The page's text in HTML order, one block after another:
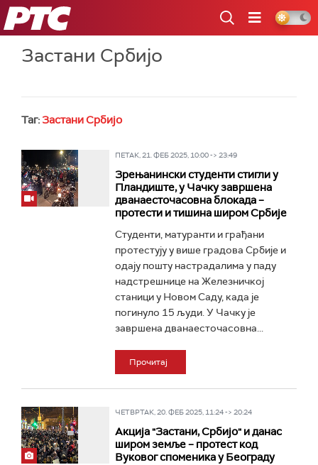
РТС
Застани Србијо
Таг: Застани Србијо
ПЕТАК, 21. ФЕБ 2025, 10:00 -> 23:49
Зрењанински студенти стигли у
Пландиште, у Чачку завршена
дванаесточасовна блокада –
протести и тишина широм Србије
Студенти, матуранти и грађани
протестују у више градова Србије и
одају пошту настрадалима у паду
надстрешнице на Железничкој
станици у Новом Саду, када је
погинуло 15 људи. У Чачку је
завршена дванаесточасовна...
Прочитај
ЧЕТВРТАК, 20. ФЕБ 2025, 11:24 -> 20:24
Акција "Застани, Србијо" и данас
широм земље – протест код
Вуковог споменика у Београду